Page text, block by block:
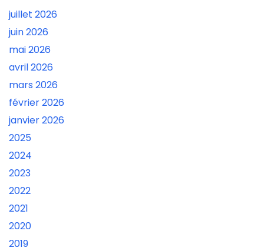
juillet 2026
juin 2026
mai 2026
avril 2026
mars 2026
février 2026
janvier 2026
2025
2024
2023
2022
2021
2020
2019